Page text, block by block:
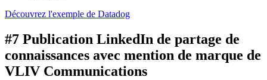
Découvrez l'exemple de Datadog
#7 Publication LinkedIn de partage de
connaissances avec mention de marque de
VLIV Communications